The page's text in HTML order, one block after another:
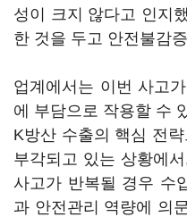
성이 크지 않다고 인지
한 것을 두고 안전불감
업계에서는 이번 사고
에 부담으로 작용할 수
K방산 수출의 핵심 전
부각되고 있는 상황에
사고가 반복될 경우 수
과 안전관리 역량에 의